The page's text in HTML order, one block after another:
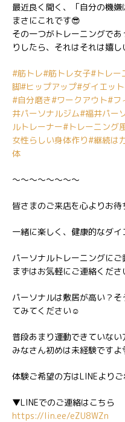
最近良く聞く、「自分の機嫌
まさにこれです😎
その一つがトレーニングであ
りしたら、それはそれは嬉
#筋トレ#筋トレ女子#トレー
脚#ヒップアップ#ダイエット
#自分磨き#ワークアウト#フ
井パーソナルジム#福井パー
ルトレーナー#トレーニング
女性らしい身体作り#継続は
体
〜〜〜〜〜〜〜〜
皆さまのご来店を心よりお待
一緒に楽しく、健康的なダイ
パーソナルトレーニングにご
まずはお気軽にご連絡くだ
パーソナルは敷居が高い？
てみてください☺️
普段あまり運動できていない
みなさん初めは未経験ですよ
体験ご希望の方はLINEより
▼LINEでのご連絡はこちら
https://lin.ee/eZU8WZn